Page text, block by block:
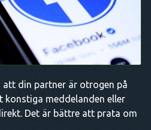
din partner är otrogen på
konstiga meddelanden eller
Det är bättre att prata om